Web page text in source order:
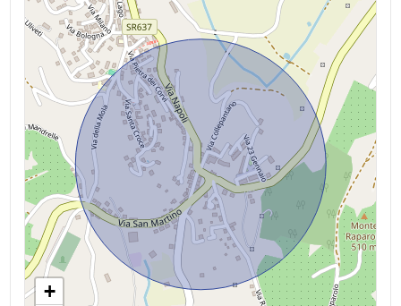
Asilo
Scuole Elementari
Scuole Medie
Scuole Superiori
Bar
Uffici postali
Centri commerciali
Uffici comunali
+